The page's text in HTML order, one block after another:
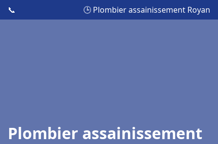
📞 🕒 Plombier assainissement Royan
Plombier assainissement